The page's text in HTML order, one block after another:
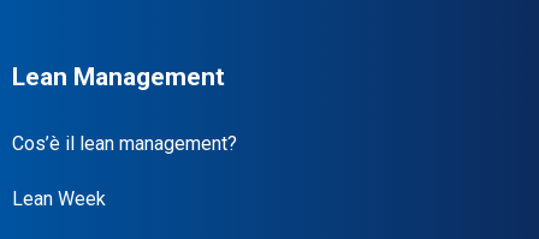
Lean Management
Cos’è il lean management?
Lean Week